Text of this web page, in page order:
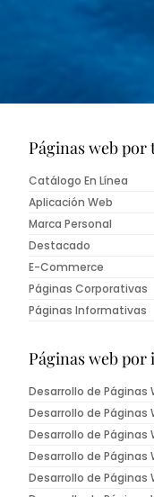
Páginas web por
Catálogo En Línea
Aplicación Web
Marca Personal
Destacado
E-Commerce
Páginas Corporativas
Páginas Informativas
Páginas web por
Desarrollo de Páginas
Desarrollo de Páginas
Desarrollo de
Desarrollo de
Desarrollo de Páginas